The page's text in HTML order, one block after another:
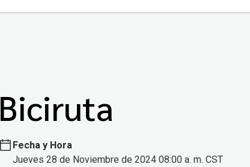
Biciruta
Fecha y Hora
Jueves 28 de Noviembre de 2024 08:00 a. m. CST